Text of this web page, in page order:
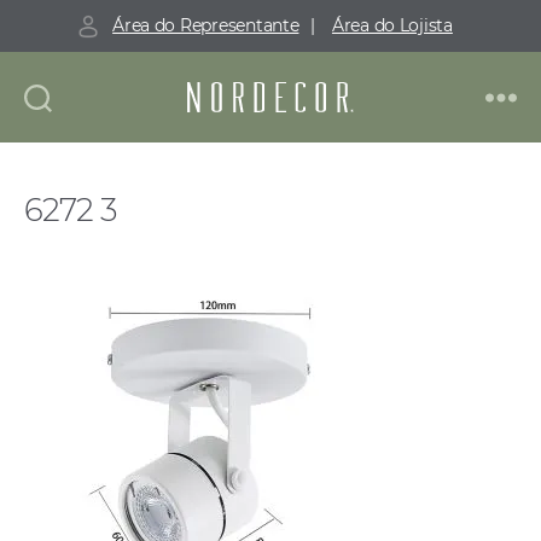
Área do Representante | Área do Lojista
Nordecor
6272 3